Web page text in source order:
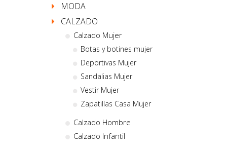
MODA
CALZADO
Calzado Mujer
Botas y botines mujer
Deportivas Mujer
Sandalias Mujer
Vestir Mujer
Zapatillas Casa Mujer
Calzado Hombre
Calzado Infantil